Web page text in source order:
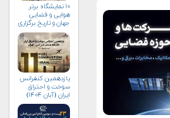
۱۰ نمایشگاه برتر
هوایی و فضایی
جهان و تاریخ برگزاری
آن‌ها
یازدهمین کنفرانس
سوخت و احتراق
ایران (آبان‌ ۱۴۰۴)